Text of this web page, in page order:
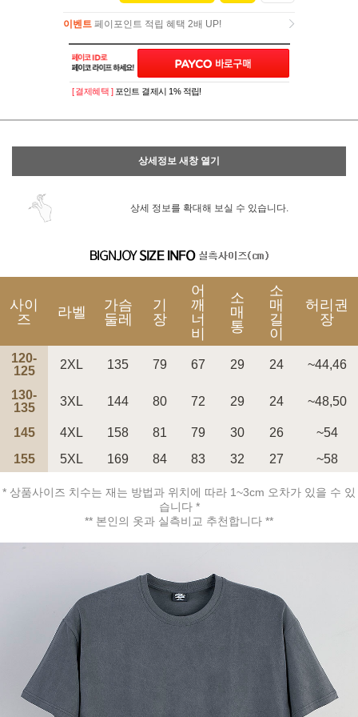
이벤트 페이포인트 적립 혜택 2배 UP!
이벤트페이포인트 적립 혜택 2배 UP!
PAYCO 바로구매
[ 결제혜택 ] 포인트 결제시 1% 적립!
상세정보 새창 열기
상세 정보를 확대해 보실 수 있습니다.
사이
즈
라벨
가슴
둘레
기
장
어
깨
너
비
소
매
통
소
매
길
이
허리권
장
120-
125
2XL 135 79 67 29 24 ~44,46
130-
135
3XL 144 80 72 29 24 ~48,50
145 4XL 158 81 79 30 26
~54
155
5XL 169 84 83 32 27 ~58
* 상품사이즈 치수는 재는 방법과 위치에 따라 1~3cm 오차가 있을 수 있
습니다 *
** 본인의 옷과 실측비교 추천합니다 **